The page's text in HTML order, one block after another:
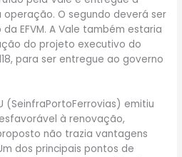
operação. O segundo deverá ser
EFVM. A Vale também estaria
do projeto executivo do
para ser entregue ao governo
(SeinfraPortoFerrovias) emitiu
à renovação,
não trazia vantagens
dos principais pontos de